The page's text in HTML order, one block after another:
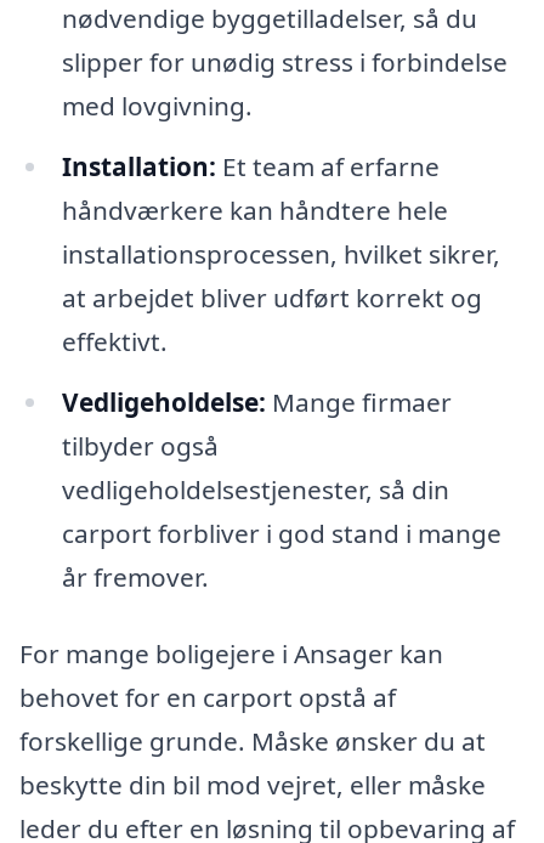
nødvendige byggetilladelser, så du
slipper for unødig stress i forbindelse
med lovgivning.
Installation: Et team af erfarne
håndværkere kan håndtere hele
installationsprocessen, hvilket sikrer,
at arbejdet bliver udført korrekt og
effektivt.
Vedligeholdelse: Mange firmaer
tilbyder også
vedligeholdelsestjenester, så din
carport forbliver i god stand i mange
år fremover.
For mange boligejere i Ansager kan
behovet for en carport opstå af
forskellige grunde. Måske ønsker du at
beskytte din bil mod vejret, eller måske
leder du efter en løsning til opbevaring af